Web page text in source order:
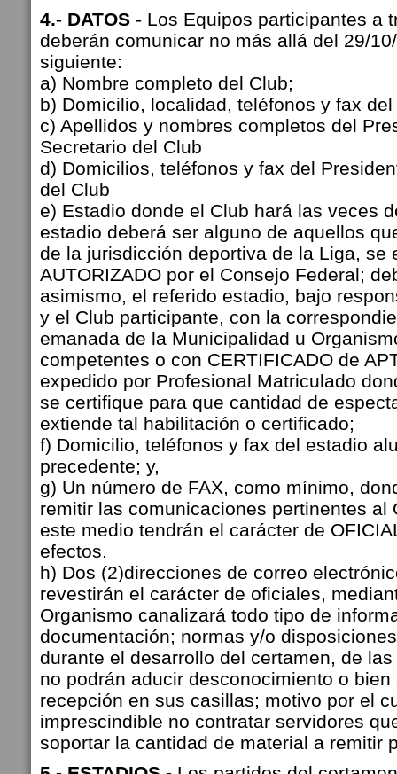
4.- DATOS - Los Equipos participantes a
deberán comunicar no más allá del 29/
siguiente:
a) Nombre completo del Club;
b) Domicilio, localidad, teléfonos y fax del
c) Apellidos y nombres completos del
Secretario del Club
d) Domicilios, teléfonos y fax del
del Club
e) Estadio donde el Club hará las veces
estadio deberá ser alguno de aquellos
de la jurisdicción deportiva de la Liga, se
AUTORIZADO por el Consejo Federal;
asimismo, el referido estadio, bajo
y el Club participante, con la
emanada de la Municipalidad u
competentes o con CERTIFICADO de
expedido por Profesional Matriculado
se certifique para que cantidad de
extiende tal habilitación o certificado;
f) Domicilio, teléfonos y fax del estadio
precedente; y,
g) Un número de FAX, como mínimo,
remitir las comunicaciones pertinentes al
este medio tendrán el carácter de
efectos.
h) Dos (2)direcciones de correo
revestirán el carácter de oficiales,
Organismo canalizará todo tipo de
documentación; normas y/o
durante el desarrollo del certamen, de
no podrán aducir desconocimiento o
recepción en sus casillas; motivo por el
imprescindible no contratar servidores
soportar la cantidad de material a remitir